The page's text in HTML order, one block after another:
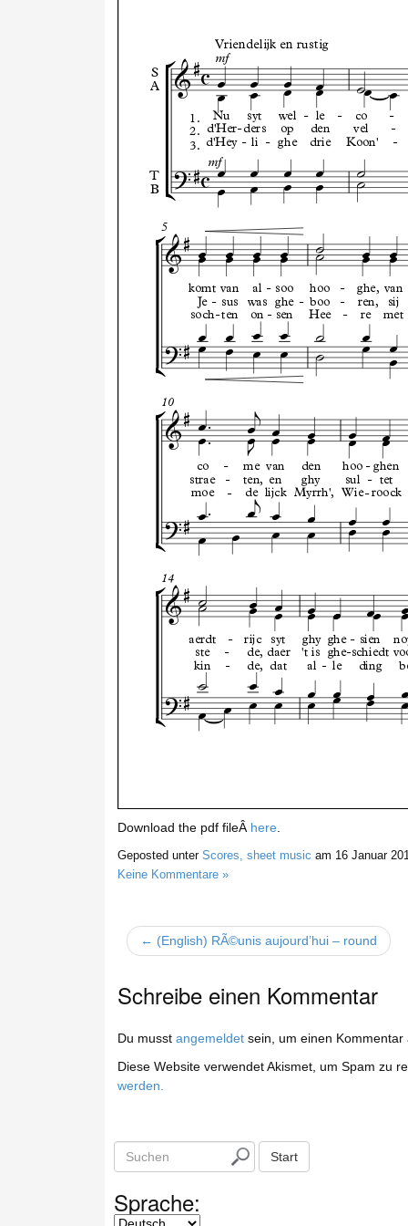
Download the pdf fileÂ here.
Geposted unter Scores, sheet music am 16 Januar
Keine Kommentare »
← (English) RÃ©unis aujourd’hui – round
Schreibe einen Kommentar
Du musst angemeldetsein, um einen Kommentar
Diese Website verwendet Akismet, um Spam zu
werden.
u
h
Start
Sprache: